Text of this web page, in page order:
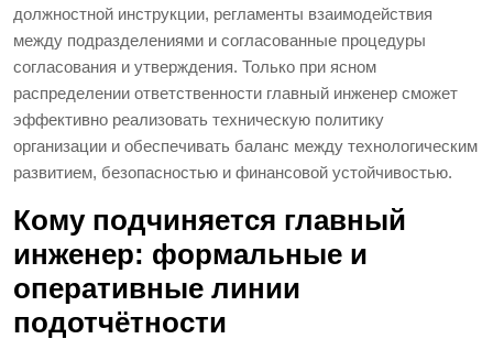
должностной инструкции, регламенты взаимодействия
между подразделениями и согласованные процедуры
согласования и утверждения. Только при ясном
распределении ответственности главный инженер сможет
эффективно реализовать техническую политику
организации и обеспечивать баланс между технологическим
развитием, безопасностью и финансовой устойчивостью.
Кому подчиняется главный
инженер: формальные и
оперативные линии
подотчётности